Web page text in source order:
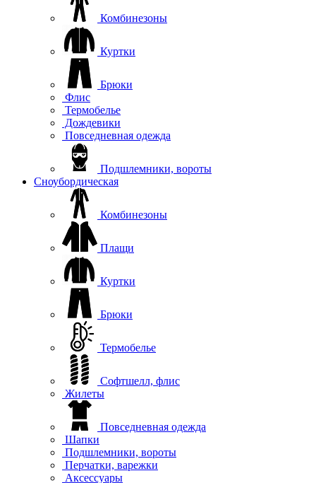
Комбинезоны
Куртки
Брюки
Флис
Термобелье
Дождевики
Повседневная одежда
Подшлемники, вороты
Сноубордическая
Комбинезоны
Плащи
Куртки
Брюки
Термобелье
Софтшелл, флис
Жилеты
Повседневная одежда
Шапки
Подшлемники, вороты
Перчатки, варежки
Аксессуары